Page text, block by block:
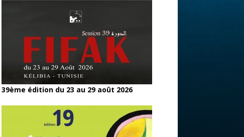
39ème édition du 23 au 29 août 2026